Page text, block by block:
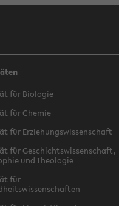
für Biologie
für Chemie
für Erziehungswissenschaft
für Geschichtswissenschaft,
und Theologie
für